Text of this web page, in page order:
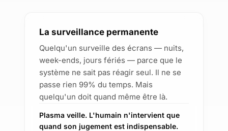
La surveillance permanente
Quelqu'un surveille des écrans — nuits,
week-ends, jours fériés — parce que le
système ne sait pas réagir seul. Il ne se
passe rien 99% du temps. Mais
quelqu'un doit quand même être là.
Plasma veille. L'humain n'intervient que
quand son jugement est indispensable.